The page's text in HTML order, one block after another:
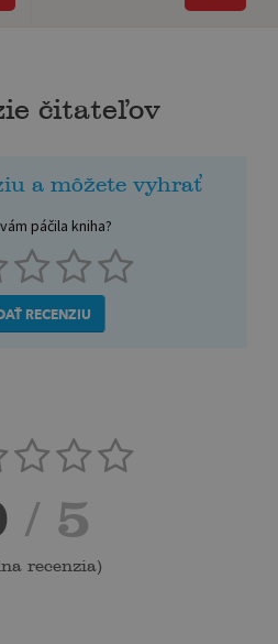
čitateľov
a môžete vyhrať
páčila kniha?
RECENZIU
/ 5
recenzia)